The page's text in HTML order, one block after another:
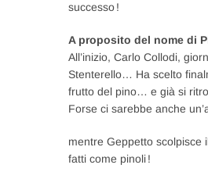
successo !
A proposito del nome di
All’inizio, Carlo Collodi,
Stenterello… Ha scelto
frutto del pino… e già si
Forse ci sarebbe anche
mentre Geppetto scolpisce
fatti come pinoli !